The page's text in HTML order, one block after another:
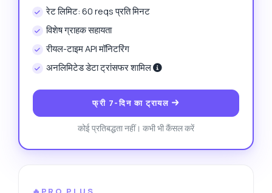
रेट लिमिट: 60 reqs प्रति मिनट
विशेष ग्राहक सहायता
रीयल-टाइम API मॉनिटरिंग
अनलिमिटेड डेटा ट्रांसफर शामिल
फ्री 7-दिन का ट्रायल
कोई प्रतिबद्धता नहीं। कभी भी कैंसल करें